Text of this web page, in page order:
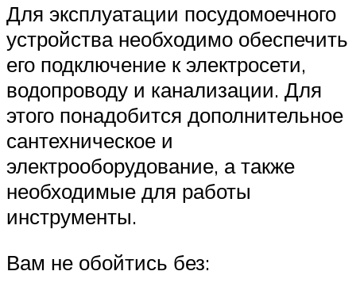
Для эксплуатации посудомоечного
устройства необходимо обеспечить
его подключение к электросети,
водопроводу и канализации. Для
этого понадобится дополнительное
сантехническое и
электрооборудование, а также
необходимые для работы
инструменты.
Вам не обойтись без: